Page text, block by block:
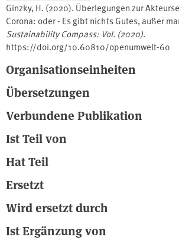
Ginzky, H. (2020). Überlegungen zur
Corona: oder - Es gibt nichts Gutes, außer
Sustainability Compass: Vol. (2020).
https://doi.org/10.60810/openumwelt-60
Organisationseinheiten
Übersetzungen
Verbundene Publikation
Ist Teil von
Hat Teil
Ersetzt
Wird ersetzt durch
Ist Ergänzung von